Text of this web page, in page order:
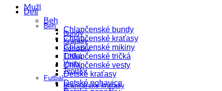
Muži
Beh
Bundy
Kraťasy
Ponožky
Tričká
Vesty
Tenisky
Futbal
Brankárske kraťasy
Deti
Beh
Chlapčenské bundy
Chlapčenské kraťasy
Chlapčenské mikiny
Chlapčenské tričká
Chlapčenské vesty
Detské kraťasy
Detské nohavice